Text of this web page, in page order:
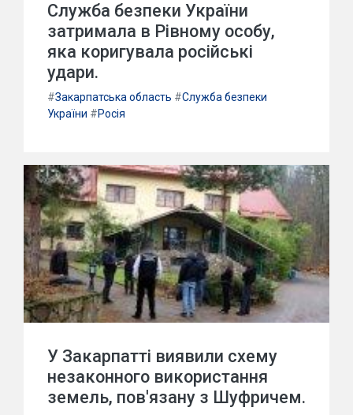
Служба безпеки України
затримала в Рівному особу,
яка коригувала російські
удари.
#Закарпатська область #Служба безпеки
України #Росія
У Закарпатті виявили схему
незаконного використання
земель, пов'язану з Шуфричем.